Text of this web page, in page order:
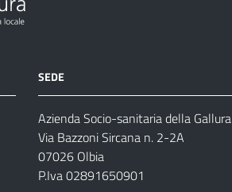
SEDE
Azienda Socio-sanitaria della Gallura
Via Bazzoni Sircana n. 2-2A
07026 Olbia
P.Iva 02891650901